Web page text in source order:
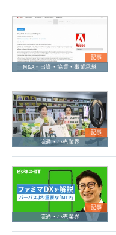
記事
M&A・出資・協業・事業承継
記事
流通・小売業界
記事
流通・小売業界